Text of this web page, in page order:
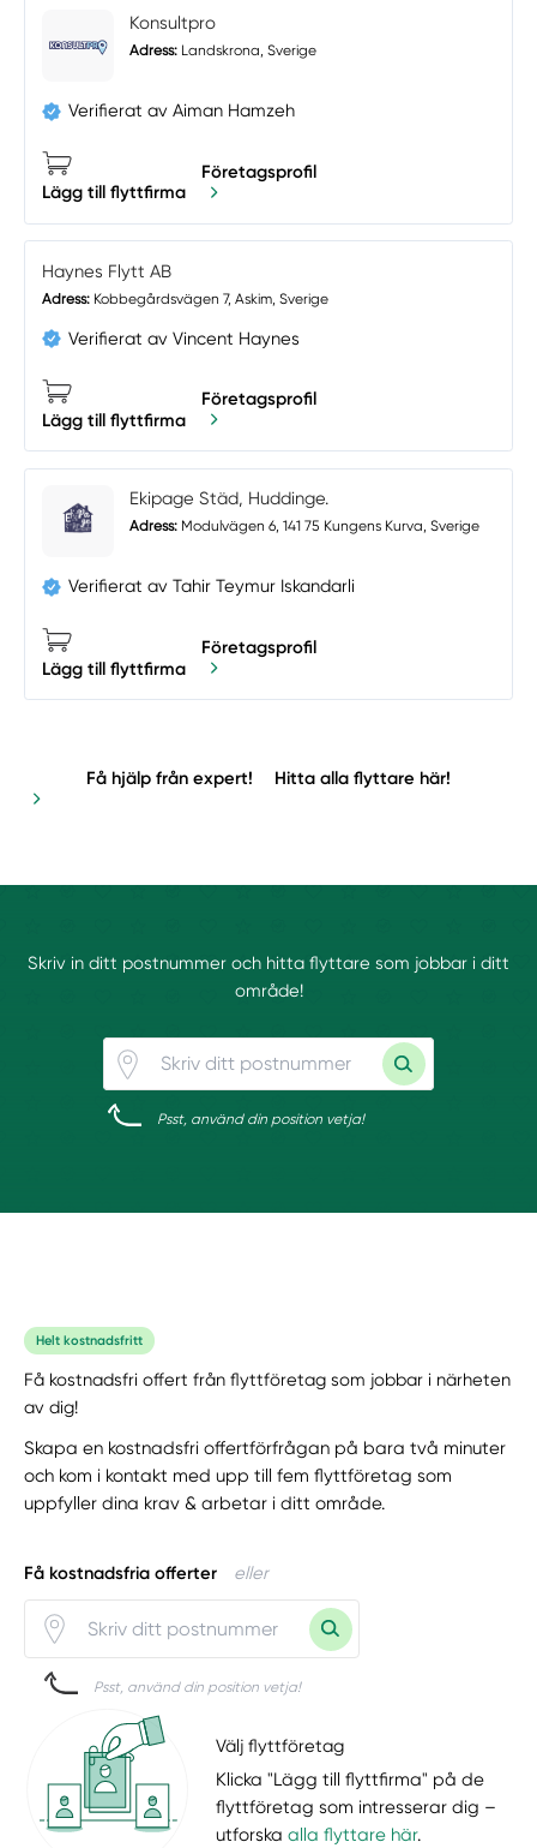
Konsultpro
Adress: Landskrona, Sverige
Verifierat av Aiman Hamzeh
Lägg till flyttfirma
Företagsprofil
Haynes Flytt AB
Adress:Kobbegårdsvägen 7, Askim, Sverige
Verifierat av Vincent Haynes
Lägg till flyttfirma
Företagsprofil
Ekipage Städ, Huddinge.
Adress: Modulvägen 6, 141 75 Kungens Kurva, Sverige
Verifierat av Tahir Teymur Iskandarli
Lägg till flyttfirma
Företagsprofil
Få hjälp från expert! Hitta alla flyttare här!
Skriv in ditt postnummer och hitta flyttare som jobbar i ditt
område!
Psst, använd din position vetja!
Helt kostnadsfritt
Få kostnadsfri offert från flyttföretag som jobbar i närheten
av dig!
Skapa en kostnadsfri offertförfrågan på bara två minuter
och kom i kontakt med upp till fem flyttföretag som
uppfyller dina krav & arbetar i ditt område.
Få kostnadsfria offerter eller
Psst, använd din position vetja!
Välj flyttföretag
Klicka "Lägg till flyttfirma" på de
flyttföretag som intresserar dig –
utforskaalla flyttare här.